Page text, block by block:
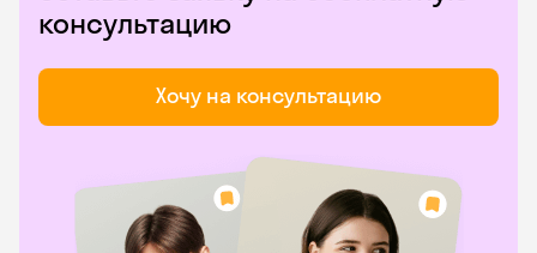
консультацию
Хочу на консультацию